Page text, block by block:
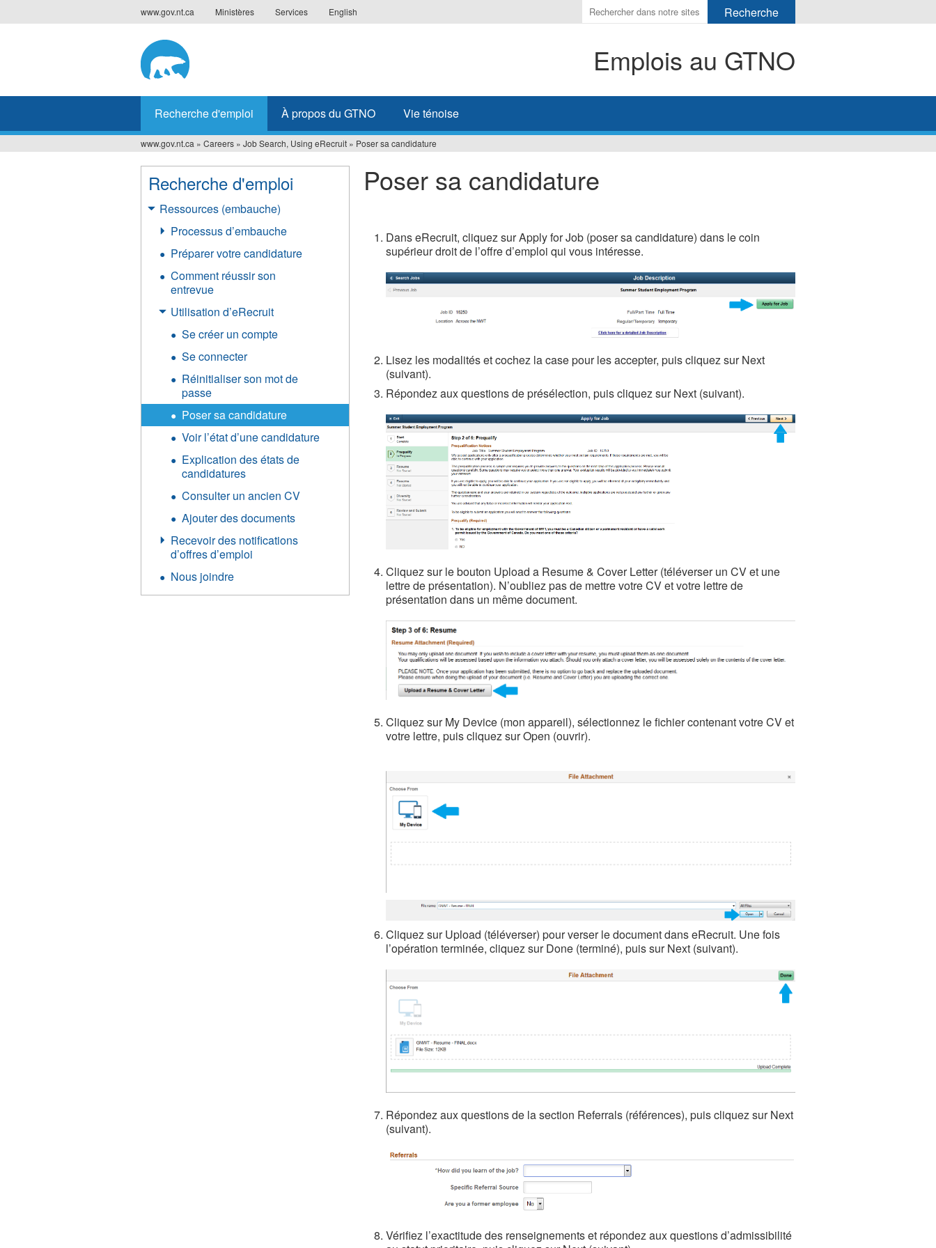
to
www.gov.nt.ca Ministères Services English
Indiquer
les
rechercher
Emplois au GTNO
Recherche d'emploi À propos du GTNO Vie ténoise
Vous
êtes
ici
www.gov.nt.ca » Careers » Job Search, Using eRecruit » Poser sa candidature
Poser sa candidature
Dans eRecruit, cliquez sur Apply for Job (poser sa candidature) dans le coin
supérieur droit de l’offre d’emploi qui vous intéresse.
Lisez les modalités et cochez la case pour les accepter, puis cliquez sur Next
(suivant).
Répondez aux questions de présélection, puis cliquez sur Next (suivant).
Cliquez sur le bouton Upload a Resume & Cover Letter (téléverser un CV et une
lettre de présentation). N’oubliez pas de mettre votre CV et votre lettre de
présentation dans un même document.
Cliquez sur My Device (mon appareil), sélectionnez le fichier contenant votre CV et
votre lettre, puis cliquez sur Open (ouvrir).
Cliquez sur Upload (téléverser) pour verser le document dans eRecruit. Une fois
l’opération terminée, cliquez sur Done (terminé), puis sur Next (suivant).
Répondez aux questions de la section Referrals (références), puis cliquez sur Next
(suivant).
Vérifiez l’exactitude des renseignements et répondez aux questions d’admissibilité
Recherche d'emploi
Ressources (embauche)
Processus d’embauche
Préparer votre candidature
Comment réussir son
entrevue
Utilisation d’eRecruit
Se créer un compte
Se connecter
Réinitialiser son mot de
passe
Poser sa candidature
Voir l’état d’une candidature
Explication des états de
candidatures
Consulter un ancien CV
Ajouter des documents
Recevoir des notifications
d’offres d’emploi
Nous joindre